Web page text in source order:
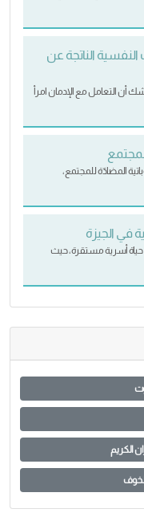
الناتجة عن
أن التعامل مع الإدمان امرأ
المضادّة للمجتمع،
في الجيزة
أسرية مستقرة، حيث
الكريم